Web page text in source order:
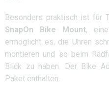
Besonders praktisch ist für
SnapOn Bike Mount,
ermöglicht es, die Uhren
montieren und so beim
Blick zu haben. Der Bike
Paket enthalten.